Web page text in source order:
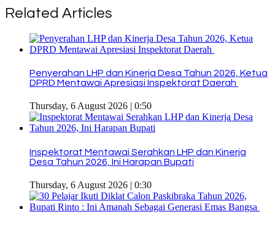
Related Articles
Penyerahan LHP dan Kinerja Desa Tahun 2026, Ketua
DPRD Mentawai Apresiasi Inspektorat Daerah
Thursday, 6 August 2026 | 0:50
Inspektorat Mentawai Serahkan LHP dan Kinerja
Desa Tahun 2026, Ini Harapan Bupati
Thursday, 6 August 2026 | 0:30